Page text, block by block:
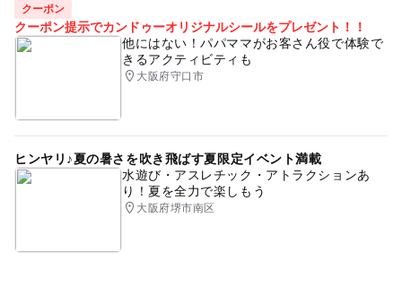
クーポン
クーポン提示でカンドゥーオリジナルシールをプレゼント！！
他にはない！パパママがお客さん役で体験で
きるアクティビティも
大阪府守口市
ヒンヤリ♪夏の暑さを吹き飛ばす夏限定イベント満載
水遊び・アスレチック・アトラクションあ
り！夏を全力で楽しもう
大阪府堺市南区